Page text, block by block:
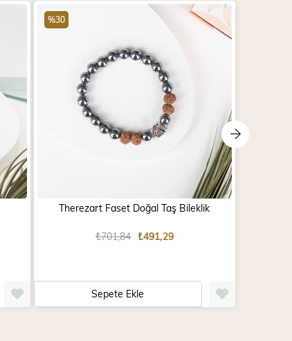
Therezart Faset Doğal Taş Bileklik
₺491,29
₺701,84
Sepete Ekle
%30